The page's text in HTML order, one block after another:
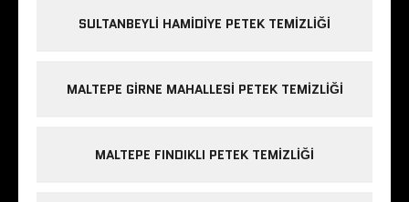
SULTANBEYLI HAMIDIYE PETEK TEMIZLIĞI
MALTEPE GIRNE MAHALLESI PETEK TEMIZLIĞI
MALTEPE FINDIKLI PETEK TEMIZLIĞI